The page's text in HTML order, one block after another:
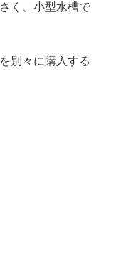
く、小型水槽で
別々に購入する